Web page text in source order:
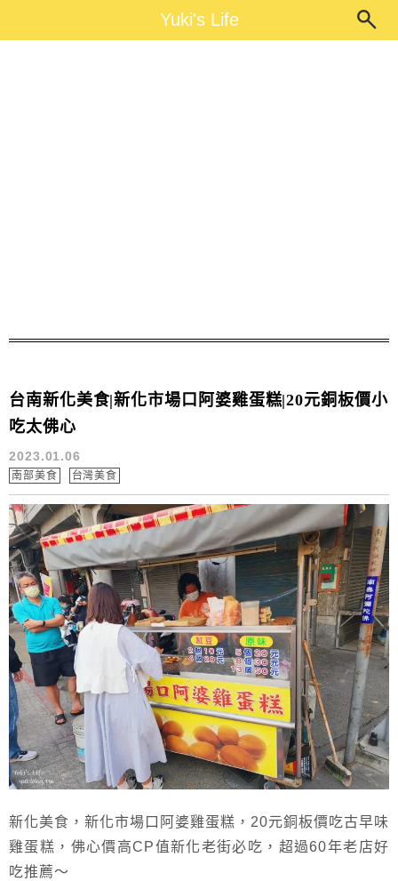
Yuki's LifeYuki's Life
台南新化美食|新化市場口阿婆雞蛋糕|20元銅板價小
吃太佛心
2023.01.06
南部美食 台灣美食
新化美食，新化市場口阿婆雞蛋糕，20元銅板價吃古早味
雞蛋糕，佛心價高CP值新化老街必吃，超過60年老店好
吃推薦～